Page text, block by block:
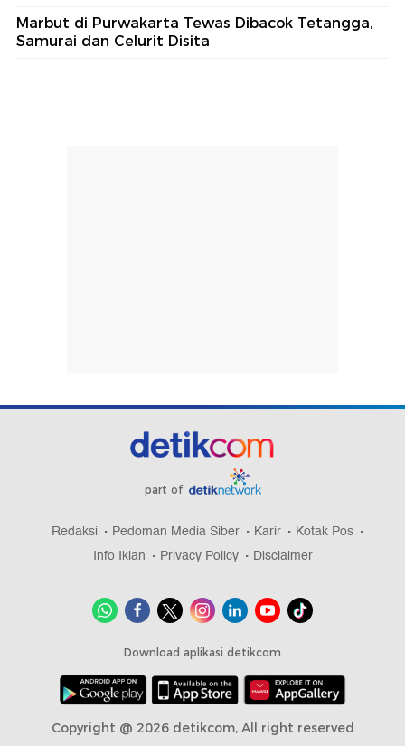
Marbut di Purwakarta Tewas Dibacok Tetangga,
Samurai dan Celurit Disita
part of
Redaksi Pedoman Media Siber Karir
Kotak Pos
Info Iklan
Privacy Policy Disclaimer
Download aplikasi detikcom
Copyright @ 2026 detikcom, All right reserved